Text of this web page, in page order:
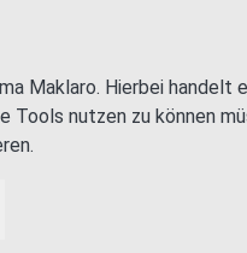
Maklaro. Hierbei handelt
Tools nutzen zu können